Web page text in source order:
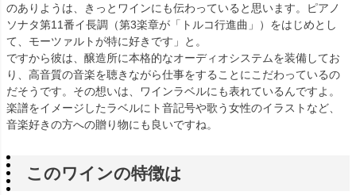
のありようは、きっとワインにも伝わっていると思います。ピアノ
ソナタ第11番イ長調（第3楽章が「トルコ行進曲」）をはじめとし
て、モーツァルトが特に好きです」と。
ですから彼は、醸造所に本格的なオーディオシステムを装備してお
り、高音質の音楽を聴きながら仕事をすることにこだわっているの
だそうです。その想いは、ワインラベルにも表れているんですよ。
楽譜をイメージしたラベルにト音記号や歌う女性のイラストなど、
音楽好きの方への贈り物にも良いですね。
このワインの特徴は